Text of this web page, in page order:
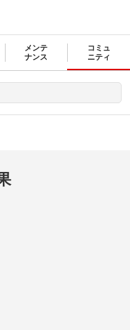
メンテ
ナンス
コミュ
ニティ